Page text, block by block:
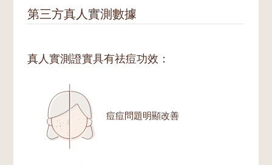
第三方真人實測數據
真人實測證實具有祛痘功效：
痘痘問題明顯改善